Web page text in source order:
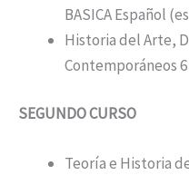
BASICA Español
Historia del Arte,
Contemporáneos 6
SEGUNDO CURSO
Teoría e Historia